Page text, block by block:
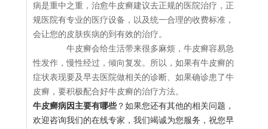
病是重中之重，治愈牛皮癣建议去正规的医院治疗，正
规医院有专业的医疗设备，以及统一合理的收费标准，
会让您的皮肤疾病的到有效的治疗。
牛皮癣会给生活带来很多麻烦，牛皮癣容易急
性发作，慢性经过，倾向复发。所以，如果有牛皮癣的
症状表现要及早去医院做相关的诊断、如果确诊患了牛
皮癣，要积极配合好牛皮癣的治疗方法。
牛皮癣病因主要有哪些？如果您还有其他的相关问题，
欢迎咨询我们的在线专家，我们竭诚为您服务，祝您早